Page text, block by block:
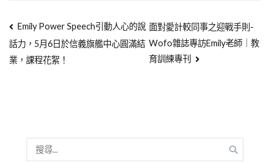
Emily Power Speech引動人心的說
話力，5月6日於信義旗艦中心圓滿結
業，課程花絮！
面對愛計較同事之迎戰手則-
Wofo雜誌專訪Emily老師｜教
育訓練專刊